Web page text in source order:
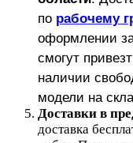
по рабочему
оформлении
смогут
наличии
модели на
Доставки в
доставка